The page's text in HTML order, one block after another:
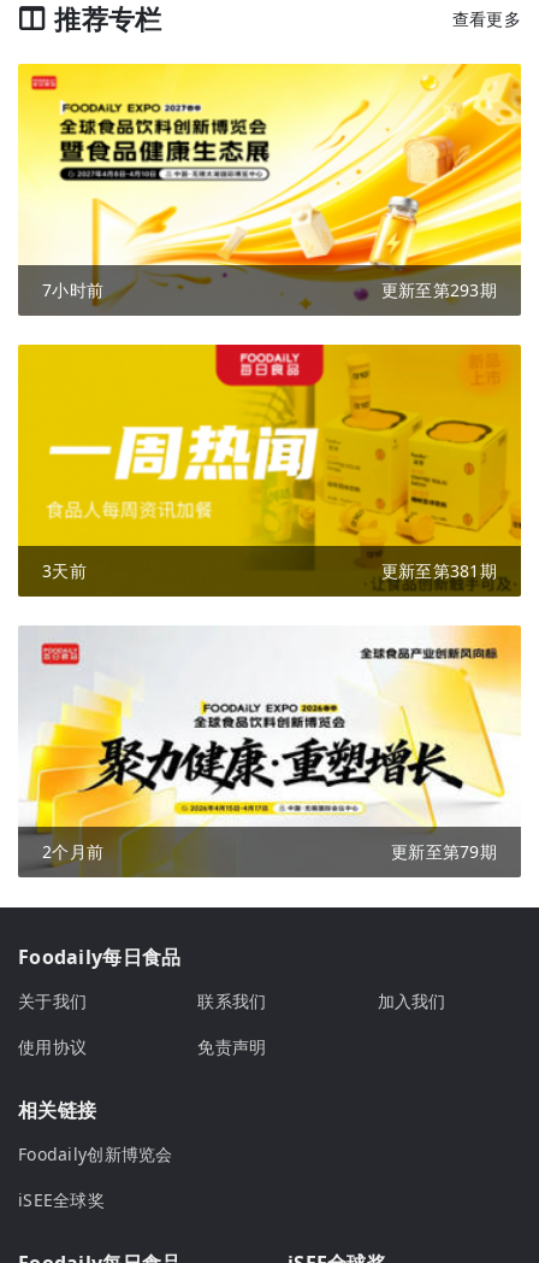
推荐专栏 查看更多
7小时前 更新至第293期
3天前 更新至第381期
2个月前 更新至第79期
Foodaily每日食品
关于我们 联系我们
加入我们
使用协议
免责声明
相关链接
Foodaily创新博览会
iSEE全球奖